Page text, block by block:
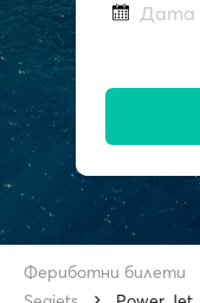
Дата
Фериботни билети